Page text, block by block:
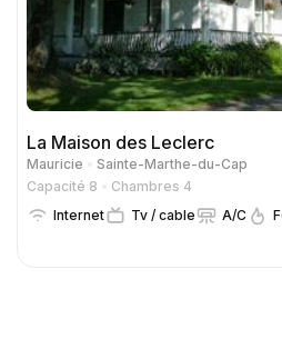
La Maison des Leclerc
Mauricie
Sainte-Marthe-du-Cap
Capacité 8
Chambres 4
Internet
Tv / cable A/C